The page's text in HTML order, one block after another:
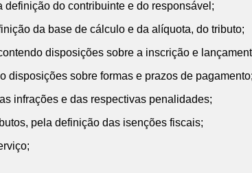
definição do contribuinte e do responsável;
da base de cálculo e da alíquota, do tributo;
disposições sobre a inscrição e
disposições sobre formas e prazos de pagamento;
infrações e das respectivas penalidades;
pela definição das isenções fiscais;